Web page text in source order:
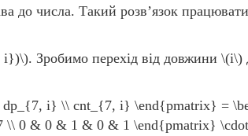
до числа. Такий розв’язок
i})\). Зробимо перехід від довжини \(i\)
i} \\ cnt_{7, i} \end{pmatrix} =
0 & 0 & 1 & 0 & 1 \end{pmatrix}